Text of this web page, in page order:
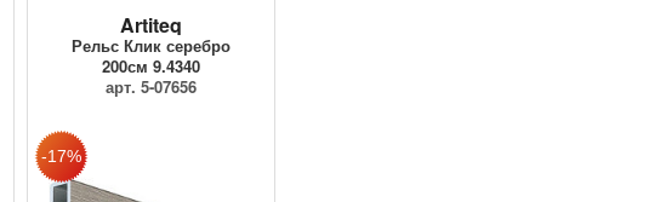
Artiteq
Рельс Клик серебро
200см 9.4340
арт. 5-07656